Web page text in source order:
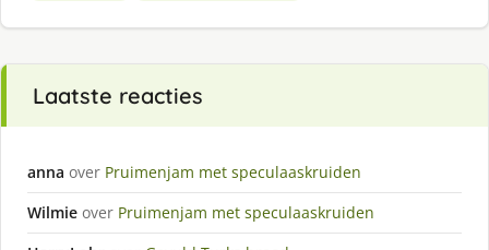
Laatste reacties
anna over Pruimenjam met speculaaskruiden
Wilmie over Pruimenjam met speculaaskruiden